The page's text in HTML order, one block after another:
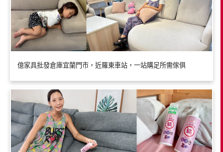
億家具批發倉庫宜蘭門市，近羅東車站，一站購足所需傢俱